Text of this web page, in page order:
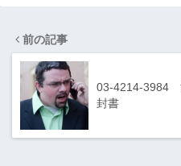
前の記事
03-4214-3984
封書